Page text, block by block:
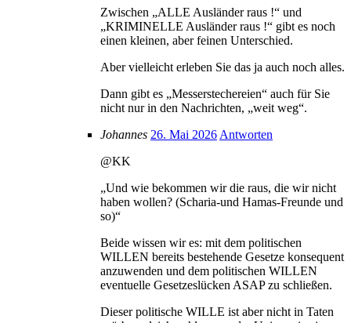
Zwischen „ALLE Ausländer raus !“ und
„KRIMINELLE Ausländer raus !“ gibt es noch
einen kleinen, aber feinen Unterschied.
Aber vielleicht erleben Sie das ja auch noch alles.
Dann gibt es „Messerstechereien“ auch für Sie
nicht nur in den Nachrichten, „weit weg“.
Johannes 26. Mai 2026 Antworten
@KK
„Und wie bekommen wir die raus, die wir nicht
haben wollen? (Scharia-und Hamas-Freunde und
so)“
Beide wissen wir es: mit dem politischen
WILLEN bereits bestehende Gesetze konsequent
anzuwenden und dem politischen WILLEN
eventuelle Gesetzeslücken ASAP zu schließen.
Dieser politische WILLE ist aber nicht in Taten